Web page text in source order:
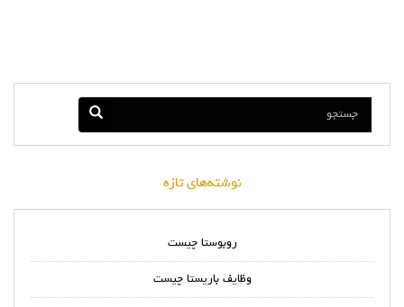
نوشته‌های تازه
روبوستا چیست
وظایف باریستا چیست